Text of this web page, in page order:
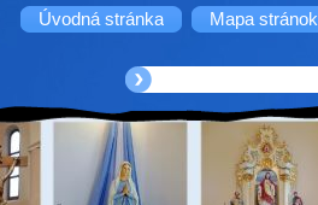
Úvodná stránka Mapa stránok